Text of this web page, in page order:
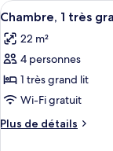
(Hill
Country)
Country)
Afficher
toutes
les
photos
pour
ce
type
de
6
Chambre, 1 très
22 m²
4 personnes
1 très grand lit
Wi-Fi gratuit
Plus de détails
Plus